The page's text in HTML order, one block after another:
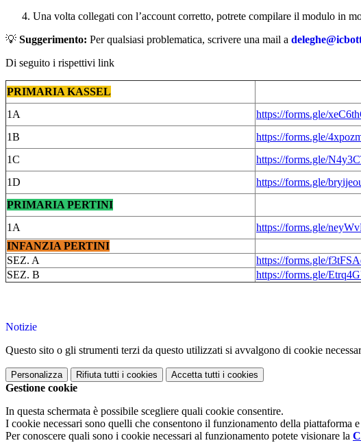
Una volta collegati con l’account corretto, potrete compilare il modulo in
💡 Suggerimento: Per qualsiasi problematica, scrivere una mail a
Di seguito i rispettivi link
PRIMARIA KASSEL
1A
https://forms.gle/
1B
https://forms.gle/
1C
https://forms.gle/
1D
https://forms.gle/
PRIMARIA PERTINI
1A
https://forms.gle/
INFANZIA PERTINI
SEZ. A
https://forms.gle/
SEZ. B
https://forms.gle/
Notizie
Questo sito o gli strumenti terzi da questo utilizzati si avvalgono di cookie
Personalizza Rifiuta tutti i cookies Accetta tutti i cookies
Gestione cookie
In questa schermata è possibile scegliere quali cookie consentire.
I cookie necessari sono quelli che consentono il funzionamento della piattaforma
Per conoscere quali sono i cookie necessari al funzionamento potete visionare la